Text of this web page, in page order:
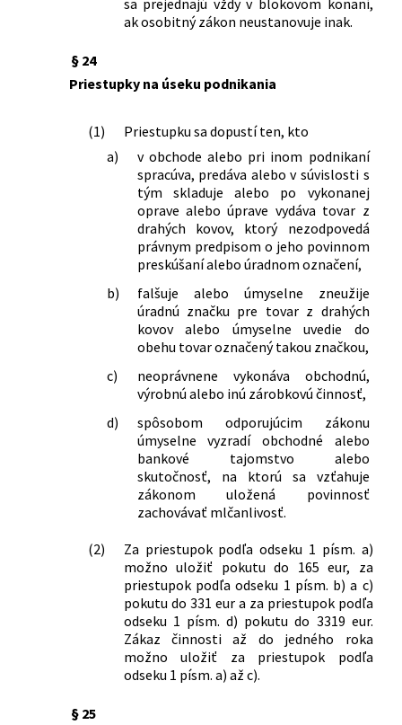
sa prejednajú vždy v blokovom konaní,
ak osobitný zákon neustanovuje inak.
§ 24
Priestupky na úseku podnikania
(1)
Priestupku sa dopustí ten, kto
a)
v obchode alebo pri inom podnikaní
spracúva, predáva alebo v súvislosti s
tým skladuje alebo po vykonanej
oprave alebo úprave vydáva tovar z
drahých kovov, ktorý nezodpovedá
právnym predpisom o jeho povinnom
preskúšaní alebo úradnom označení,
b)
falšuje alebo úmyselne zneužije
úradnú značku pre tovar z drahých
kovov alebo úmyselne uvedie do
obehu tovar označený takou značkou,
c)
neoprávnene vykonáva obchodnú,
výrobnú alebo inú zárobkovú činnosť,
d)
spôsobom odporujúcim zákonu
úmyselne vyzradí obchodné alebo
bankové tajomstvo alebo
skutočnosť, na ktorú sa vzťahuje
zákonom uložená povinnosť
zachovávať mlčanlivosť.
(2)
Za priestupok podľa odseku 1 písm. a)
možno uložiť pokutu do 165 eur, za
priestupok podľa odseku 1 písm. b) a c)
pokutu do 331 eur a za priestupok podľa
odseku 1 písm. d) pokutu do 3319 eur.
Zákaz činnosti až do jedného roka
možno uložiť za priestupok podľa
odseku 1 písm. a) až c).
§ 25